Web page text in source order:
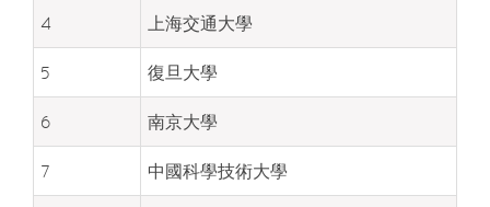
4 上海交通大學
5 復旦大學
6 南京大學
7 中國科學技術大學